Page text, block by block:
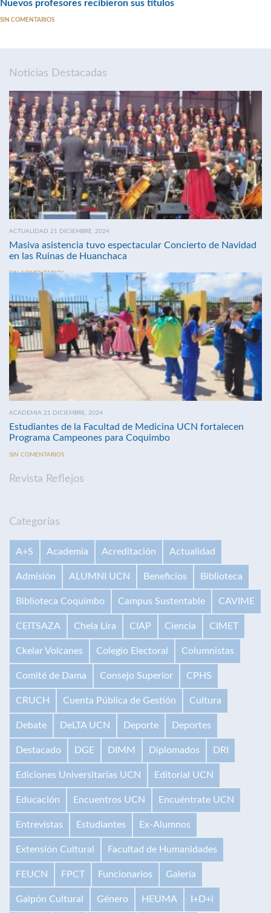
Nuevos profesores recibieron sus títulos
SIN COMENTARIOS
Noticias Destacadas
ACTUALIDAD 21 DICIEMBRE, 2024
Masiva asistencia tuvo espectacular Concierto de Navidad
en las Ruinas de Huanchaca
SIN COMENTARIOS
ACADEMIA 21 DICIEMBRE, 2024
Estudiantes de la Facultad de Medicina UCN fortalecen
Programa Campeones para Coquimbo
SIN COMENTARIOS
Revista Reflejos
Categorías
A+S Academia Acreditación Actualidad
Admisión ALUMNI UCN Beneficios Biblioteca
Biblioteca Coquimbo Campus Sustentable CAVIME
CEITSAZA Chela Lira CIAP Ciencia CIMET
Ckelar Volcanes Colegio Electoral Columnistas
Comité de Dama Consejo Superior CPHS
CRUCH Cuenta Pública de Gestión Cultura
Debate DeLTA UCN Deporte Deportes
Destacado DGE DIMM Diplomados DRI
Ediciones Universitarias UCN Editorial UCN
Educación Encuentros UCN Encuéntrate UCN
Entrevistas Estudiantes Ex-Alumnos
Extensión Cultural Facultad de Humanidades
FEUCN FPCT Funcionarios Galería
Galpón Cultural Género HEUMA I+D+i